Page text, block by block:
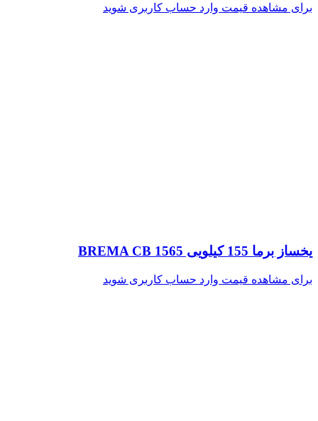
برای مشاهده قیمت وارد حساب کاربری شوید
یخساز برما 155 کیلویی BREMA CB 1565
برای مشاهده قیمت وارد حساب کاربری شوید